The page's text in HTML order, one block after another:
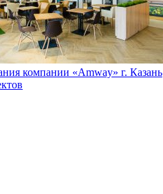
компании «Amway» г. Казань